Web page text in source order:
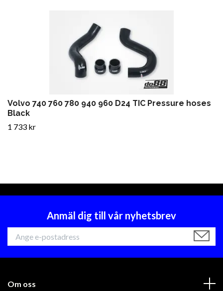
Volvo 740 760 780 940 960 D24 TIC Pressure hoses
Black
1 733 kr
Anmäl dig till vår nyhetsbrev
Om oss